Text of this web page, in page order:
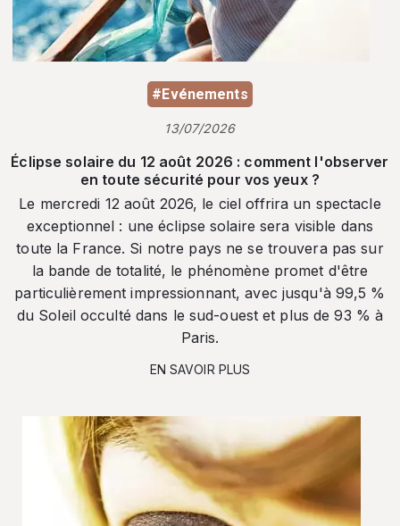
#Evénements
13/07/2026
Éclipse solaire du 12 août 2026 : comment l'observer
en toute sécurité pour vos yeux ?
Le mercredi 12 août 2026, le ciel offrira un spectacle
exceptionnel : une éclipse solaire sera visible dans
toute la France. Si notre pays ne se trouvera pas sur
la bande de totalité, le phénomène promet d'être
particulièrement impressionnant, avec jusqu'à 99,5 %
du Soleil occulté dans le sud-ouest et plus de 93 % à
Paris.
EN SAVOIR PLUS